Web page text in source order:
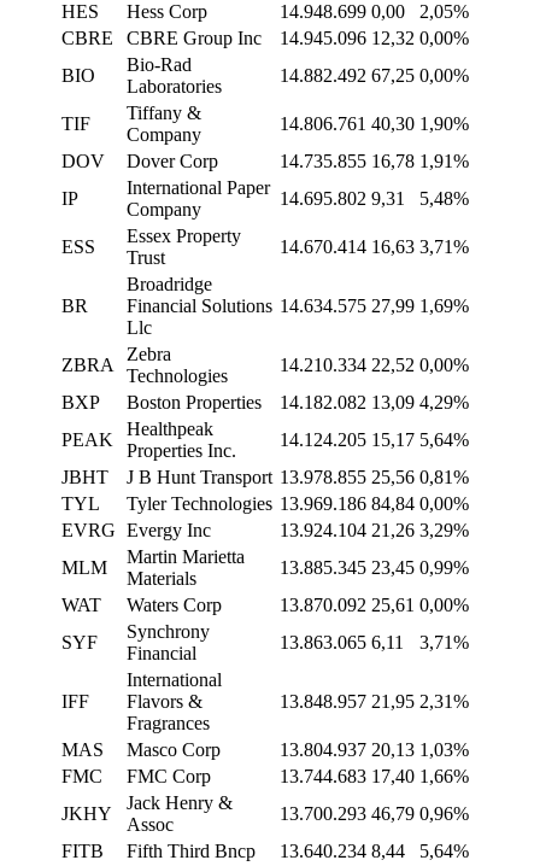
HES
Hess Corp 14.948.699 0,00
2,05%
CBRE
CBRE Group Inc 14.945.096 12,32 0,00%
BIO
Bio-Rad
Laboratories
14.882.492 67,25 0,00%
TIF
Tiffany &
Company
14.806.761 40,30 1,90%
DOV
Dover Corp 14.735.855 16,78 1,91%
IP
International Paper
Company
14.695.802 9,31 5,48%
ESS
Essex Property
Trust
14.670.414 16,63 3,71%
BR
Broadridge
Financial Solutions
Llc
14.634.575 27,99 1,69%
ZBRA
Zebra
Technologies
14.210.334 22,52 0,00%
BXP
Boston Properties 14.182.082 13,09 4,29%
PEAK
Healthpeak
Properties Inc.
14.124.205 15,17 5,64%
JBHT
J B Hunt Transport 13.978.855 25,56 0,81%
TYL
Tyler Technologies 13.969.186 84,84 0,00%
EVRG Evergy Inc 13.924.104 21,26 3,29%
MLM
Martin Marietta
Materials
13.885.345 23,45 0,99%
WAT
Waters Corp 13.870.092 25,61 0,00%
SYF
Synchrony
Financial
13.863.065 6,11 3,71%
IFF
International
Flavors &
Fragrances
13.848.957 21,95 2,31%
MAS Masco Corp 13.804.937 20,13 1,03%
FMC
FMC Corp 13.744.683 17,40 1,66%
JKHY
Jack Henry &
Assoc
13.700.293 46,79 0,96%
FITB
Fifth Third Bncp 13.640.234 8,44
5,64%